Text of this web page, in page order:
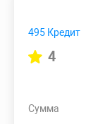
495 Кредит
4
Сумма